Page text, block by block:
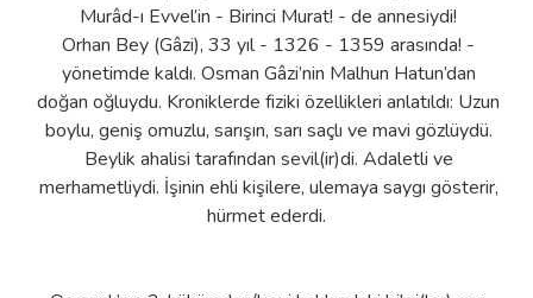
Murâd-ı Evvel’in - Birinci Murat! - de annesiydi!
Orhan Bey (Gâzi), 33 yıl - 1326 - 1359 arasında! -
yönetimde kaldı. Osman Gâzi’nin Malhun Hatun’dan
doğan oğluydu. Kroniklerde fiziki özellikleri anlatıldı: Uzun
boylu, geniş omuzlu, sarışın, sarı saçlı ve mavi gözlüydü.
Beylik ahalisi tarafından sevil(ir)di. Adaletli ve
merhametliydi. İşinin ehli kişilere, ulemaya saygı gösterir,
hürmet ederdi.